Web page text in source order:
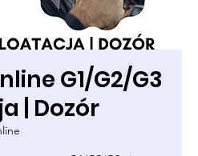
G1/G2/G3
| Dozór